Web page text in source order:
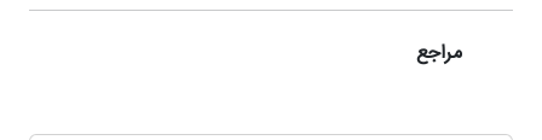
مراجع